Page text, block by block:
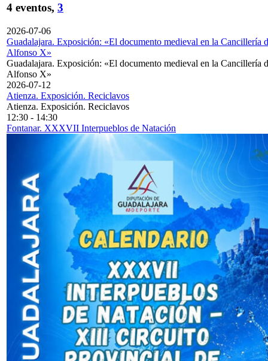
4 eventos, 3
2026-07-06
Guadalajara. Exposición: «El documento medieval en la Cancillería
Alfonso X»
Guadalajara. Exposición: «El documento medieval en la Cancillería
Alfonso X»
2026-07-12
Atienza. Exposición. Reciclavos
Atienza. Exposición. Reciclavos
12:30 - 14:30
Fontanar. XXXVII Interpueblos de Natación